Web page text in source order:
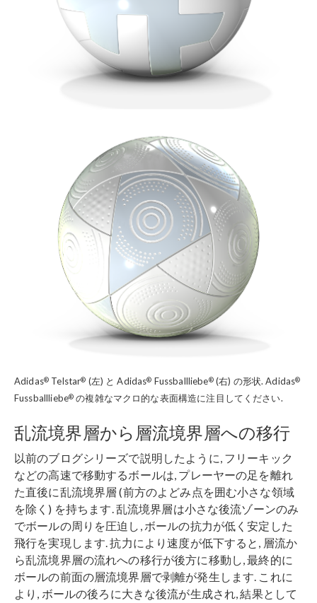
Adidas® Telstar® (左) と Adidas® Fussballliebe®(右) の形状. Adidas®
Fussballliebe® の複雑なマクロ的な表面構造に注目してください.
乱流境界層から層流境界層への移行
以前のブログシリーズで説明したように, フリーキック
などの高速で移動するボールは, プレーヤーの足を離れ
た直後に乱流境界層 (前方のよどみ点を囲む小さな領域
を除く) を持ちます. 乱流境界層は小さな後流ゾーンのみ
でボールの周りを圧迫し, ボールの抗力が低く安定した
飛行を実現します. 抗力により速度が低下すると, 層流か
ら乱流境界層の流れへの移行が後方に移動し, 最終的に
ボールの前面の層流境界層で剥離が発生します. これに
より, ボールの後ろに大きな後流が生成され, 結果として